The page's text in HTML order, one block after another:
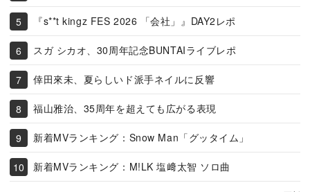
『s**t kingz FES 2026 「会社」』DAY2レポ
スガ シカオ、30周年記念BUNTAIライブレポ
倖田來未、夏らしいド派手ネイルに反響
福山雅治、35周年を超えても広がる表現
新着MVランキング：Snow Man「グッタイム」
新着MVランキング：M!LK 塩﨑太智 ソロ曲